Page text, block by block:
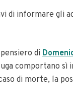
di informare gli
di
comportano sì
di morte, la